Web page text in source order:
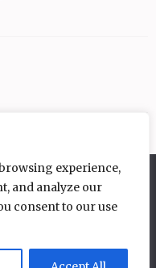
experience,
and analyze our
consent to our use
du die Website weiter
aus.